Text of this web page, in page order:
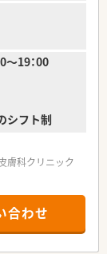
19：00
シフト制
膚科クリニック
など、手厚いサ
合わせ